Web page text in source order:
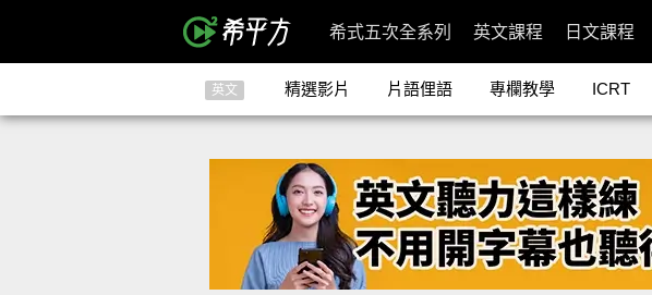
希式五次全系列 英文課程 日文課程
英文 精選影片 片語俚語 專欄教學 ICRT